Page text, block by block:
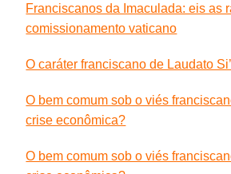
Franciscanos da Imaculada: eis as
comissionamento vaticano
O caráter franciscano de Laudato Si’
O bem comum sob o viés
crise econômica?
O bem comum sob o viés